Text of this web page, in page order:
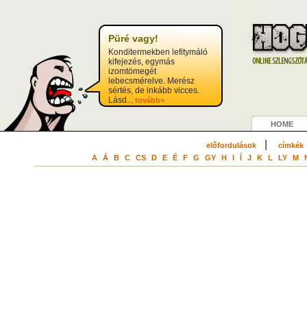
Püré vagy!
Konditermekben lefitymáló
kifejezés, egymás
izomtömegét
lebecsmérelve. Merész
sértés, de inkább vicces.
Lásd... tovább>
HOME
előfordulások| címkék
A Á B C CS D E É F G GY H I Í J K L LY M